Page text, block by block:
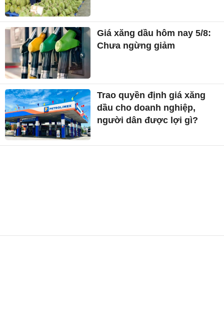
Giá xăng dầu hôm nay 5/8:
Chưa ngừng giảm
Trao quyền định giá xăng
dầu cho doanh nghiệp,
người dân được lợi gì?